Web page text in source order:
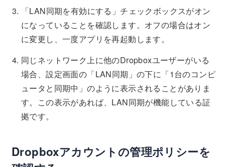
「LAN同期を有効にする」チェックボックスがオン
になっていることを確認します。オフの場合はオン
に変更し、一度アプリを再起動します。
同じネットワーク上に他のDropboxユーザーがいる
場合、設定画面の「LAN同期」の下に「1台のコンピ
ュータと同期中」のように表示されることがありま
す。この表示があれば、LAN同期が機能している証
拠です。
Dropboxアカウントの管理ポリシーを